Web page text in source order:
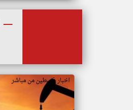
اخبار فلسطين من مباشر